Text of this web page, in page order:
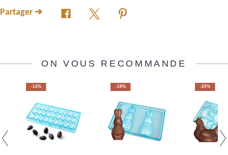
Partager ➔
ON VOUS RECOMMANDE
-14% -18% -20%